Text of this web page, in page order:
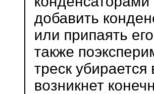
добавить
или припаять
также
треск
возникнет